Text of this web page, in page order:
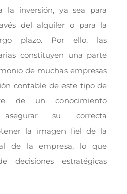
la inversión, ya sea para
del alquiler o para la
plazo. Por ello, las
constituyen una parte
de muchas empresas
contable de este tipo de
de un conocimiento
su correcta
la imagen fiel de la
de la empresa, lo que
estratégicas